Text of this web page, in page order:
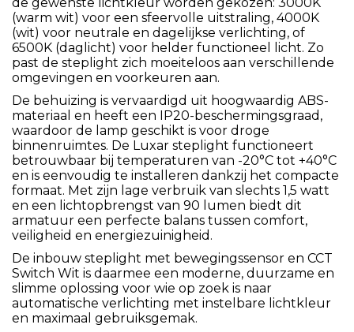
(warm wit) voor een sfeervolle uitstraling, 4000K
(wit) voor neutrale en dagelijkse verlichting, of
6500K (daglicht) voor helder functioneel licht. Zo
past de steplight zich moeiteloos aan verschillende
omgevingen en voorkeuren aan.
De behuizing is vervaardigd uit hoogwaardig ABS-
materiaal en heeft een IP20-beschermingsgraad,
waardoor de lamp geschikt is voor droge
binnenruimtes. De Luxar steplight functioneert
betrouwbaar bij temperaturen van -20°C tot +40°C
en is eenvoudig te installeren dankzij het compacte
formaat. Met zijn lage verbruik van slechts 1,5 watt
en een lichtopbrengst van 90 lumen biedt dit
armatuur een perfecte balans tussen comfort,
veiligheid en energiezuinigheid.
De inbouw steplight met bewegingssensor en CCT
Switch Wit is daarmee een moderne, duurzame en
slimme oplossing voor wie op zoek is naar
automatische verlichting met instelbare lichtkleur
en maximaal gebruiksgemak.